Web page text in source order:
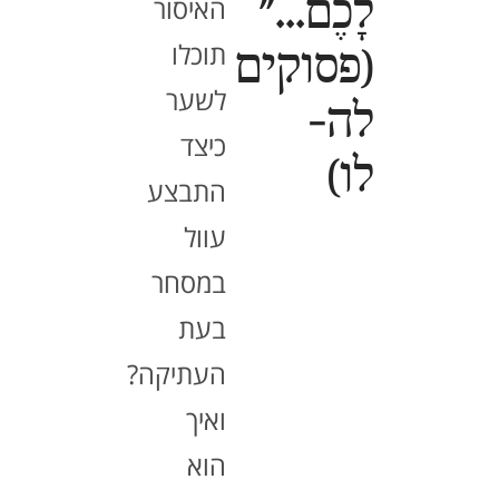
לָכֶם..."
(פסוקים
לה-
לו)
האיסור
תוכלו
לשער
כיצד
התבצע
עוול
במסחר
בעת
העתיקה?
ואיך
הוא